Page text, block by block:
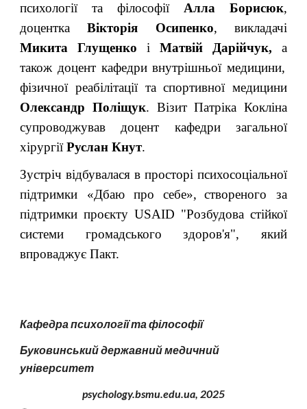
психології та філософії Алла Борисюк,
доценткаВікторія Осипенко, викладачі
Микита Глущенко і Матвій Дарійчук, а
також доцент кафедри внутрішньої медицини,
фізичної реабілітації та спортивної медицини
Олександр Поліщук. Візит Патріка Кокліна
супроводжував доцент кафедри загальної
хірургіїРусланКнут.
Зустріч відбувалася в просторі психосоціальної
підтримки «Дбаю про себе», створеного за
підтримки проєкту USAID "Розбудова стійкої
системи громадського здоров'я", який
впроваджує Пакт.
Кафедра психології та філософії
Буковинський державний медичний
університет
psychology.bsmu.edu.ua, 2025